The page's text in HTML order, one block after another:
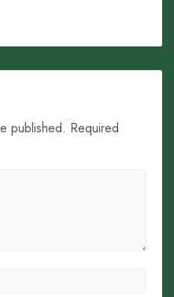
published. Required